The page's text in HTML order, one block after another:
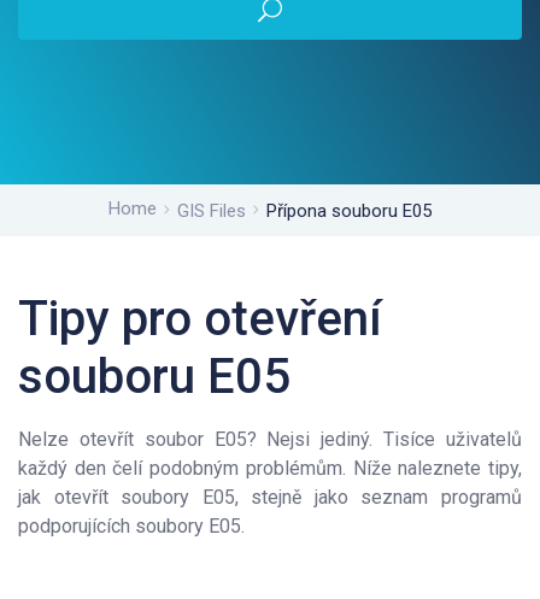
Home GIS Files Přípona souboru E05
Tipy pro otevření
souboru E05
Nelze otevřít soubor E05? Nejsi jediný. Tisíce uživatelů
každý den čelí podobným problémům. Níže naleznete tipy,
jak otevřít soubory E05, stejně jako seznam programů
podporujících soubory E05.